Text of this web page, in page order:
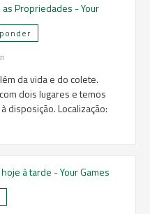
as Propriedades - Your
da vida e do colete.
dois lugares e temos
disposição. Localização:
à tarde - Your Games